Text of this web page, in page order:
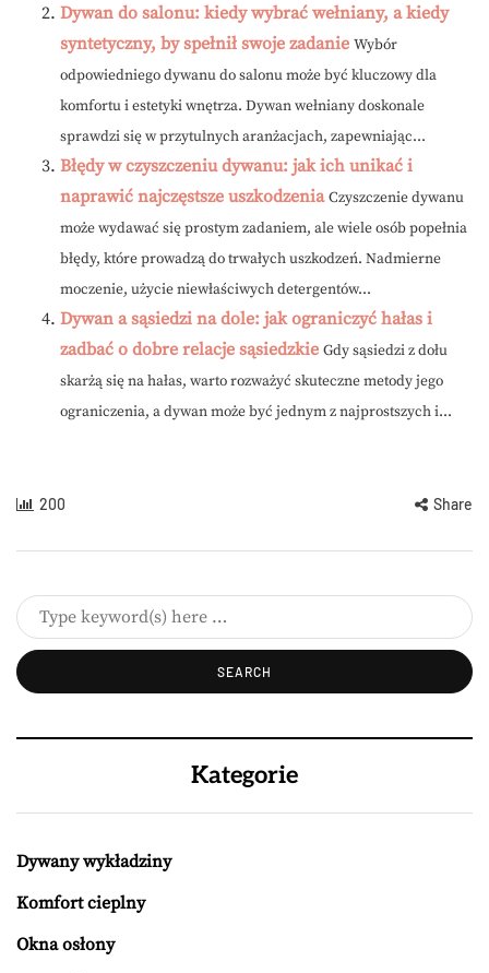
Dywan do salonu: kiedy wybrać wełniany, a kiedy
syntetyczny, by spełnił swoje zadanie Wybór
odpowiedniego dywanu do salonu może być kluczowy dla
komfortu i estetyki wnętrza. Dywan wełniany doskonale
sprawdzi się w przytulnych aranżacjach, zapewniając...
Błędy w czyszczeniu dywanu: jak ich unikać i
naprawić najczęstsze uszkodzenia Czyszczenie dywanu
może wydawać się prostym zadaniem, ale wiele osób popełnia
błędy, które prowadzą do trwałych uszkodzeń. Nadmierne
moczenie, użycie niewłaściwych detergentów...
Dywan a sąsiedzi na dole: jak ograniczyć hałas i
zadbać o dobre relacje sąsiedzkie Gdy sąsiedzi z dołu
skarżą się na hałas, warto rozważyć skuteczne metody jego
ograniczenia, a dywan może być jednym z najprostszych i...
200 Share
Kategorie
Dywany wykładziny
Komfort cieplny
Okna osłony